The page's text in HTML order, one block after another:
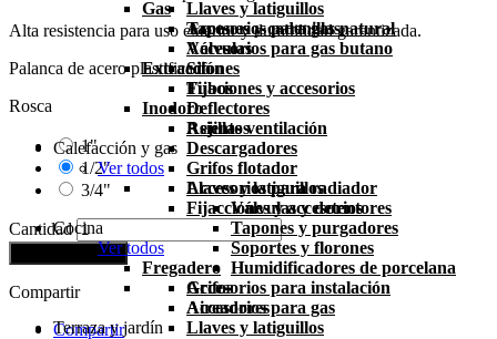
Llaves y latiguillos
Tapones y cadenillas
Válvulas
Sifones
Fijaciones y accesorios
Inodoro
Asientos
Descargadores
Grifos flotador
Llaves y latiguillos
Fijacciones y accesorios
Cocina
Ver todos
Fregadero
Grifos
Aireadores
Llaves y latiguillos
Gas
Accesorios para gas natural
Accesorios para gas butano
Extracción
Tubos
Deflectores
Rejillas ventilación
Calefacción y gas
Ver todos
Accesorios para radiador
Válvulas y detentores
Tapones y purgadores
Soportes y florones
Humidificadores de porcelana
Accesorios para instalación
Accesorios para gas
Terraza y jardín
Alta resistencia para uso exterior y durabilidad garantizada.
Palanca de acero plastificado
Rosca
1"
1/2"
3/4"
Cantidad
Añadir al carrito
Compartir
Compartir